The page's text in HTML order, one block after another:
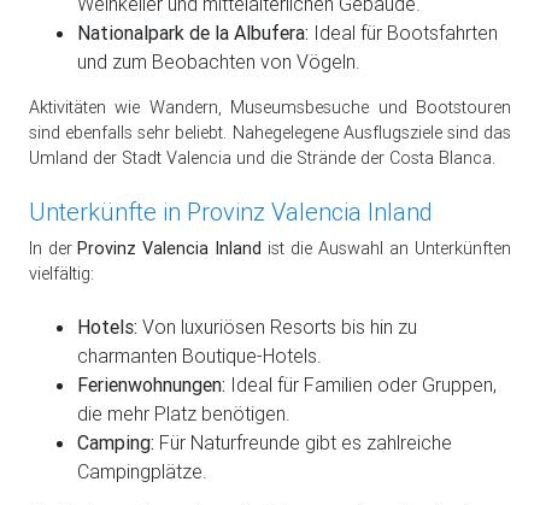
Nationalpark de la Albufera: Ideal für Bootsfahrten
und zum Beobachten von Vögeln.
Aktivitäten wie Wandern, Museumsbesuche und Bootstouren
sind ebenfalls sehr beliebt. Nahegelegene Ausflugsziele sind das
Umland der Stadt Valencia und die Strände der Costa Blanca.
Unterkünfte in Provinz Valencia Inland
In der Provinz Valencia Inland ist die Auswahl an Unterkünften
vielfältig:
Hotels: Von luxuriösen Resorts bis hin zu
charmanten Boutique-Hotels.
Ferienwohnungen: Ideal für Familien oder Gruppen,
die mehr Platz benötigen.
Camping: Für Naturfreunde gibt es zahlreiche
Campingplätze.